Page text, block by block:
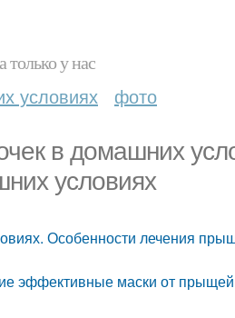
у нас
условиях фото
в домашних
условиях
Особенности лечения
эффективные маски от